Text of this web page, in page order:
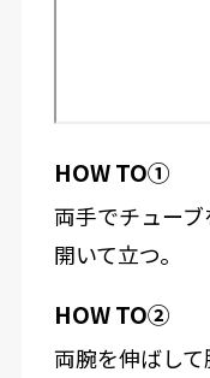
HOW TO①
両手でチュー
開いて立つ。
HOW TO②
両腕を伸ばし